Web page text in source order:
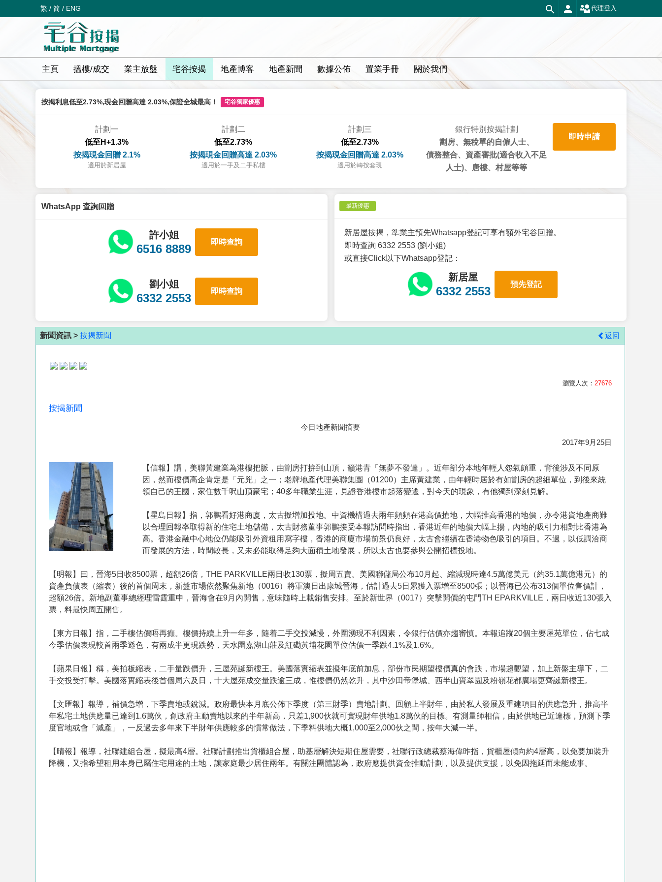
繁 / 简 / ENG 代理登入
主頁 搵樓/成交 業主放盤 宅谷按揭 地產博客 地產新聞 數據公佈 置業手冊 關於我們
按揭利息低至2.73%,現金回贈高達 2.03%,保證全城最高！ 宅谷獨家優惠
計劃一
低至H+1.3%
按揭現金回贈 2.1%
適用於新居屋
計劃二
低至2.73%
按揭現金回贈高達 2.03%
適用於一手及二手私樓
計劃三
低至2.73%
按揭現金回贈高達 2.03%
適用於轉按套現
銀行特別按揭計劃
劏房、無稅單的自僱人士、
債務整合、資產審批(適合收入不足
人士)、唐樓、村屋等等
即時申請
WhatsApp 查詢回贈
許小姐
6516 8889
即時查詢
劉小姐
6332 2553
即時查詢
最新優惠
新居屋按揭，準業主預先Whatsapp登記可享有額外宅谷回贈。
即時查詢 6332 2553 (劉小姐)
或直接Click以下Whatsapp登記：
新居屋
6332 2553
預先登記
新聞資訊 > 按揭新聞 返回
瀏覽人次： 27676
按揭新聞
今日地產新聞摘要
2017年9月25日
【信報】謂，美聯黃建業為港樓把脈，由劏房打拚到山頂，籲港青「無夢不發達」。近年部分本地年輕人怨氣頗重，背後涉及不同原
因，然而樓價高企肯定是「元兇」之一；老牌地產代理美聯集團（01200）主席黃建業，由年輕時居於有如劏房的超細單位，到後來統
領自己的王國，家住數千呎山頂豪宅；40多年職業生涯，見證香港樓市起落變遷，對今天的現象，有他獨到深刻見解。
【星島日報】指，郭鵬看好港商廈，太古擬增加投地。中資機構過去兩年頻頻在港高價搶地，大幅推高香港的地價，亦令港資地產商難
以合理回報率取得新的住宅土地儲備，太古財務董事郭鵬接受本報訪問時指出，香港近年的地價大幅上揚，內地的吸引力相對比香港為
高。香港金融中心地位仍能吸引外資租用寫字樓，香港的商廈市場前景仍良好，太古會繼續在香港物色吸引的項目。不過，以低調洽商
而發展的方法，時間較長，又未必能取得足夠大面積土地發展，所以太古也要參與公開招標投地。
【明報】曰，晉海5日收8500票，超額26倍，THE PARKVILLE兩日收130票，擬周五賣。美國聯儲局公布10月起、縮減現時達4.5萬億美元（約35.1萬億港元）的
資產負債表（縮表）後的首個周末，新盤市場依然聚焦新地（0016）將軍澳日出康城晉海，估計過去5日累獲入票增至8500張；以晉海已公布313個單位售價計，
超額26倍。新地副董事總經理雷霆重申，晉海會在9月內開售，意味隨時上載銷售安排。至於新世界（0017）突擊開價的屯門TH EPARKVILLE，兩日收近130張入
票，料最快周五開售。
【東方日報】指，二手樓估價唔再癲。樓價持續上升一年多，隨着二手交投減慢，外圍湧現不利因素，令銀行估價亦趨審慎。本報追蹤20個主要屋苑單位，佔七成
今季估價表現較首兩季遜色，有兩成半更現跌勢，天水圍嘉湖山莊及紅磡黃埔花園單位估價一季跌4.1%及1.6%。
【蘋果日報】稱，美拍板縮表，二手量跌價升，三屋苑誕新樓王。美國落實縮表並擬年底前加息，部份市民期望樓價真的會跌，市場趨觀望，加上新盤主導下，二
手交投受打擊。美國落實縮表後首個周六及日，十大屋苑成交量跌逾三成，惟樓價仍然乾升，其中沙田帝堡城、西半山寶翠園及粉嶺花都廣場更齊誕新樓王。
【文匯報】報導，補價急增，下季賣地或銳減。政府最快本月底公佈下季度（第三財季）賣地計劃。回顧上半財年，由於私人發展及重建項目的供應急升，推高半
年私宅土地供應量已達到1.6萬伙，創政府主動賣地以來的半年新高，只差1,900伙就可實現財年供地1.8萬伙的目標。有測量師相信，由於供地已近達標，預測下季
度官地或會「減產」，一反過去多年來下半財年供應較多的慣常做法，下季料供地大概1,000至2,000伙之間，按年大減一半。
【晴報】報導，社聯建組合屋，擬最高4層。社聯計劃推出貨櫃組合屋，助基層解決短期住屋需要，社聯行政總裁蔡海偉昨指，貨櫃屋傾向約4層高，以免要加裝升
降機，又指希望租用本身已屬住宅用途的土地，讓家庭最少居住兩年。有關注團體認為，政府應提供資金推動計劃，以及提供支援，以免因拖延而未能成事。